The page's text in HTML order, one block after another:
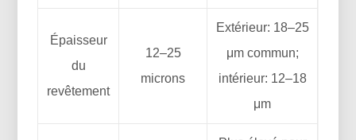
Épaisseur
du
revêtement
12–25
microns
Extérieur: 18–25
μm commun;
intérieur: 12–18
μm